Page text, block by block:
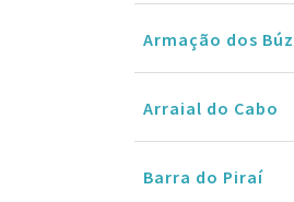
Armação dos
Arraial do Cabo
Barra do Piraí